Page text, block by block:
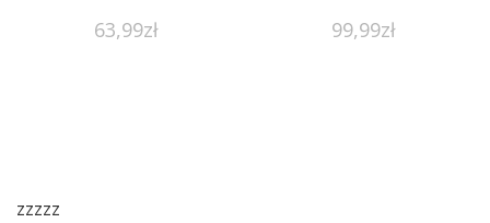
63,99zł 99,99zł
zzzzz